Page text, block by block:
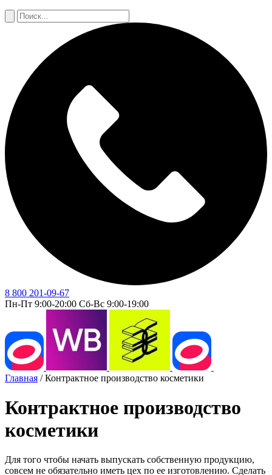
8 800 201-09-67
Пн-Пт 9:00-20:00 Сб-Вс 9:00-19:00
Главная /Контрактное производство косметики
Контрактное производство
косметики
Для того чтобы начать выпускать собственную продукцию,
совсем не обязательно иметь цех по ее изготовлению. Сделать